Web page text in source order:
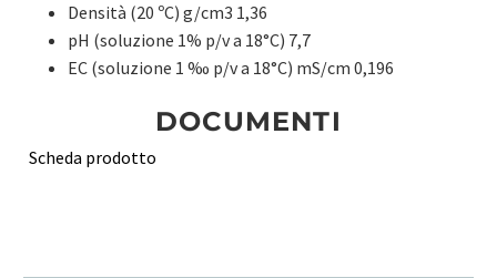
Densità (20 ºC) g/cm3 1,36
pH (soluzione 1% p/v a 18°C) 7,7
EC (soluzione 1 ‰ p/v a 18°C) mS/cm 0,196
DOCUMENTI
Scheda prodotto